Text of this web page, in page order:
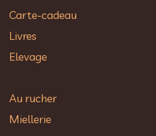
Carte-cadeau
Livres
Elevage
Au rucher​
Miellerie